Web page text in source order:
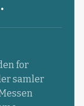
for
samler